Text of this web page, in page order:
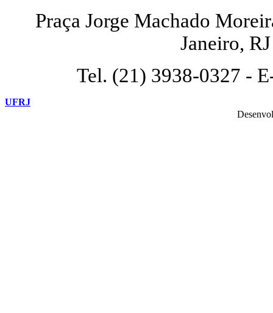
Praça Jorge Machado
Janeiro,
Tel. (21) 3938-0327 -
UFRJ